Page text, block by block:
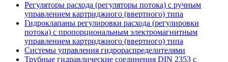
Регуляторы расхода (регуляторы потока) с ручным
управлением картриджного (ввертного) типа
Гидроклапаны регулировки расхода (регулировки
потока) с пропорциональным электромагнитным
управлением картриджного (ввертного) типа
Системы управления гидрораспределителями
Трубные гидравлические соединения DIN 2353 с